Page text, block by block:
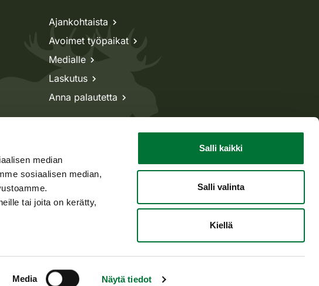
median
sosiaalisen median,
tai joita on kerätty,
Media Näytä tiedot
Salli kaikki
Salli valinta
Kiellä
Ajankohtaista
Avoimet työpaikat
Medialle
Laskutus
Anna palautetta